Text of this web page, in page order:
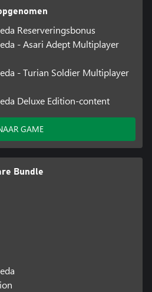
Reserveringsbonus
- Asari Adept Multiplayer
- Turian Soldier Multiplayer
Deluxe Edition-content
GAME
Bundle